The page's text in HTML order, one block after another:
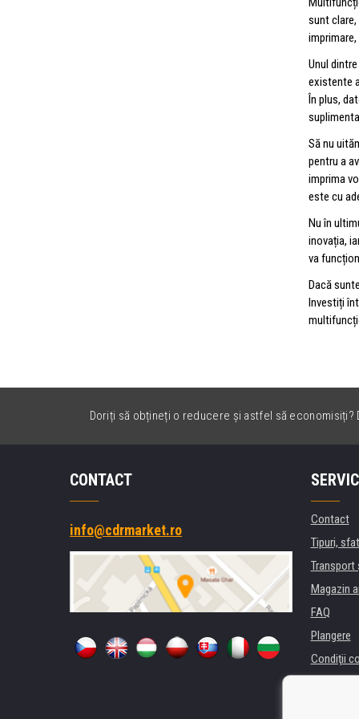
sunt
Unul
existente
În plus,
Să nu
pentru a
imprima
este cu
Nu în
inovația,
va
Dacă
Investiți
Doriți să obțineți o reducere și astfel să
CONTACT
info@cdrmarket.ro
Contact
Tipuri,
Transport
Magazin
FAQ
Plangere
Condiţii